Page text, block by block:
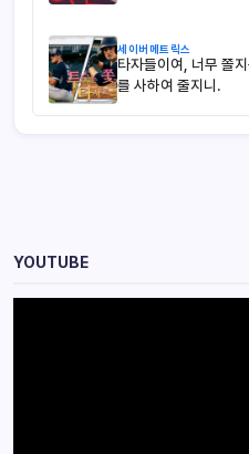
세이버메트릭스
타자들이여, 너무 쫄
를 사하여 줄지니.
YOUTUBE